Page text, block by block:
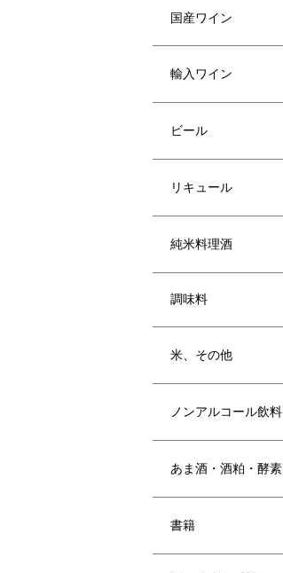
国産ワイン
輸入ワイン
ビール
リキュール
純米料理酒
調味料
米、その他
ノンアルコール飲料
あま酒・酒粕・酵素
書籍